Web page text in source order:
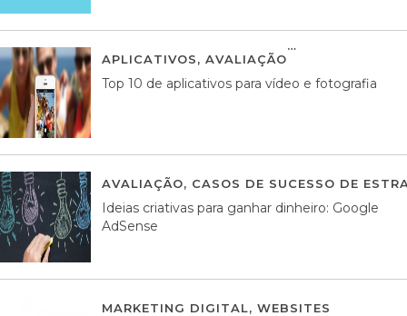
APLICATIVOS, AVALIAÇÃO
Top 10 de aplicativos para vídeo e fotografia
AVALIAÇÃO, CASOS DE SUCESSO DE
Ideias criativas para ganhar dinheiro: Google
AdSense
MARKETING DIGITAL, WEBSITES